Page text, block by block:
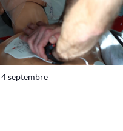
4 septembre